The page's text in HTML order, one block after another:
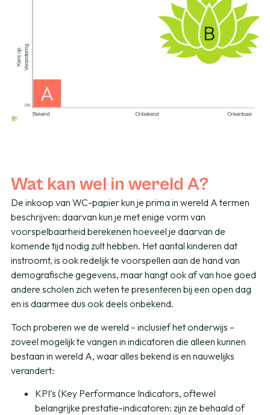
Wat kan wel in wereld A?
De inkoop van WC-papier kun je prima in wereld A termen
beschrijven: daarvan kun je met enige vorm van
voorspelbaarheid berekenen hoeveel je daarvan de
komende tijd nodig zult hebben. Het aantal kinderen dat
instroomt, is ook redelijk te voorspellen aan de hand van
demografische gegevens, maar hangt ook af van hoe goed
andere scholen zich weten te presenteren bij een open dag
en is daarmee dus ook deels onbekend.
Toch proberen we de wereld – inclusief het onderwijs –
zoveel mogelijk te vangen in indicatoren die alleen kunnen
bestaan in wereld A, waar alles bekend is en nauwelijks
verandert:
KPI’s (Key Performance Indicators, oftewel
belangrijke prestatie-indicatoren: zijn ze behaald of